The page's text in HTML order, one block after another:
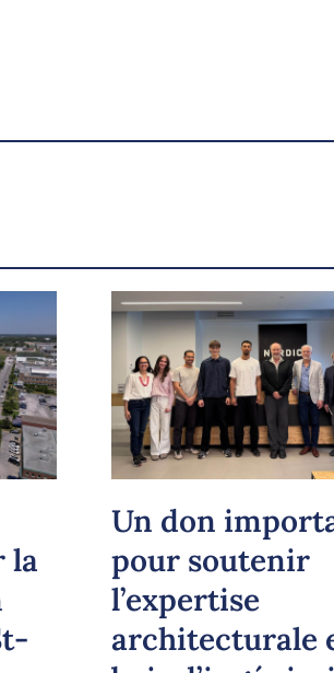
X.com Facebook
la
Un don
pour soutenir
l’expertise
architecturale